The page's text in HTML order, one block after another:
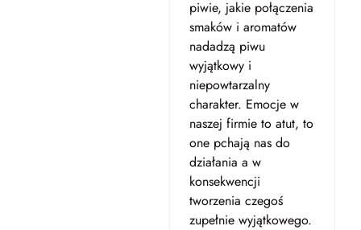
piwie, jakie połączenia
smaków i aromatów
nadadzą piwu
wyjątkowy i
niepowtarzalny
charakter. Emocje w
naszej firmie to atut, to
one pchają nas do
działania a w
konsekwencji
tworzenia czegoś
zupełnie wyjątkowego.